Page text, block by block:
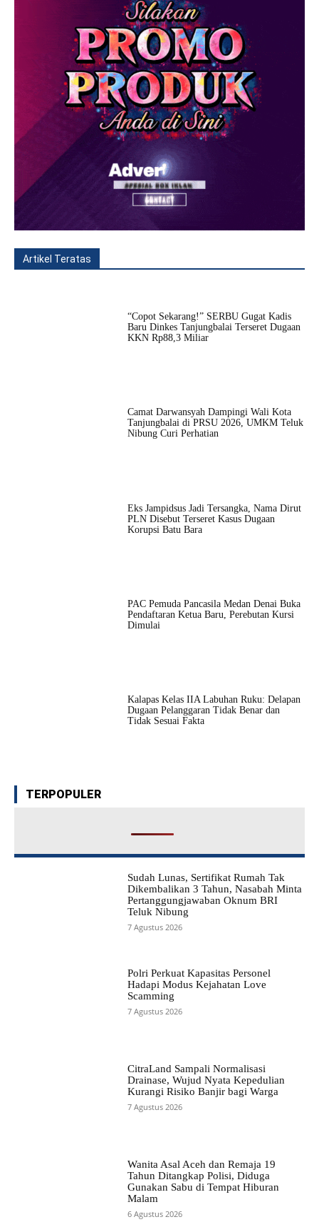
Artikel Teratas
“Copot Sekarang!” SERBU Gugat Kadis
Baru Dinkes Tanjungbalai Terseret Dugaan
KKN Rp88,3 Miliar
Camat Darwansyah Dampingi Wali Kota
Tanjungbalai di PRSU 2026, UMKM Teluk
Nibung Curi Perhatian
Eks Jampidsus Jadi Tersangka, Nama Dirut
PLN Disebut Terseret Kasus Dugaan
Korupsi Batu Bara
PAC Pemuda Pancasila Medan Denai Buka
Pendaftaran Ketua Baru, Perebutan Kursi
Dimulai
Kalapas Kelas IIA Labuhan Ruku: Delapan
Dugaan Pelanggaran Tidak Benar dan
Tidak Sesuai Fakta
TERPOPULER
Sudah Lunas, Sertifikat Rumah Tak
Dikembalikan 3 Tahun, Nasabah Minta
Pertanggungjawaban Oknum BRI
Teluk Nibung
7 Agustus 2026
Polri Perkuat Kapasitas Personel
Hadapi Modus Kejahatan Love
Scamming
7 Agustus 2026
CitraLand Sampali Normalisasi
Drainase, Wujud Nyata Kepedulian
Kurangi Risiko Banjir bagi Warga
7 Agustus 2026
Wanita Asal Aceh dan Remaja 19
Tahun Ditangkap Polisi, Diduga
Gunakan Sabu di Tempat Hiburan
Malam
6 Agustus 2026